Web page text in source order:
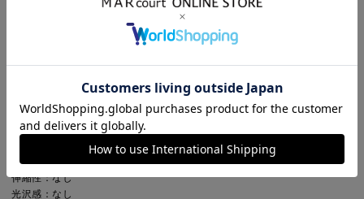
シルエット：ルーズ・ワイド
ウエスト：ゴムなし
Detail
透け感：なし
伸縮性：なし
光沢感：なし